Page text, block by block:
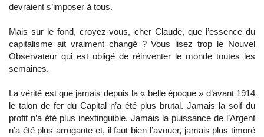
devraient s’imposer à tous.
Mais sur le fond, croyez-vous, cher Claude, que l’essence du
capitalisme ait vraiment changé ? Vous lisez trop le Nouvel
Observateur qui est obligé de réinventer le monde toutes les
semaines.
La vérité est que jamais depuis la « belle époque » d’avant 1914
le talon de fer du Capital n’a été plus brutal. Jamais la soif du
profit n’a été plus inextinguible. Jamais la puissance de l’Argent
n’a été plus arrogante et, il faut bien l’avouer, jamais plus timoré